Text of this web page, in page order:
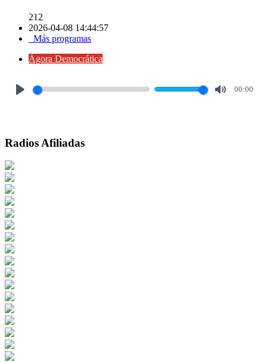
212
2026-04-08 14:44:57
Más programas
Ágora Democrática
00:00
Radios Afiliadas